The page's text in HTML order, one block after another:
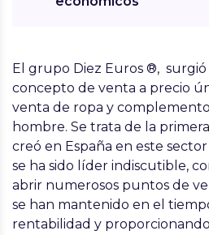
El grupo Diez Euros ®,
concepto de venta a precio
venta de ropa y
hombre. Se trata de la
creó en España en este sector
se ha sido líder indiscutible,
abrir numerosos puntos de
se han mantenido en el
rentabilidad y